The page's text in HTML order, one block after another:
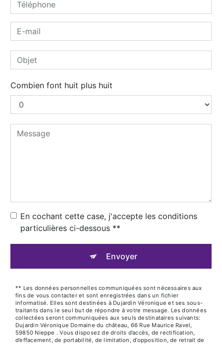
Combien font huit plus huit
En cochant cette case, j'accepte les conditions
particulières ci-dessous **
Envoyer
** Les données personnelles communiquées sont nécessaires aux
fins de vous contacter et sont enregistrées dans un fichier
informatisé. Elles sont destinées à Dujardin Véronique et ses sous-
traitants dans le seul but de répondre à votre message. Les données
collectées seront communiquées aux seuls destinataires suivants:
Dujardin Véronique Domaine du château, 66 Rue Maurice Ravel,
59850 Nieppe . Vous disposez de droits d’accès, de rectification,
d’effacement, de portabilité, de limitation, d’opposition, de retrait de